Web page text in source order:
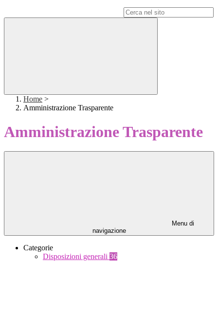
Home >
Amministrazione Trasparente
Amministrazione Trasparente
Menu di
navigazione
Categorie
Disposizioni generali 36